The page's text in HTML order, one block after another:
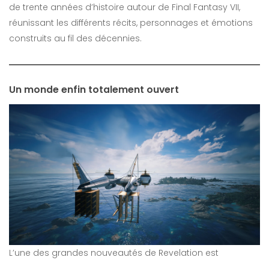
de trente années d’histoire autour de Final Fantasy VII,
réunissant les différents récits, personnages et émotions
construits au fil des décennies.
Un monde enfin totalement ouvert
L’une des grandes nouveautés de Revelation est